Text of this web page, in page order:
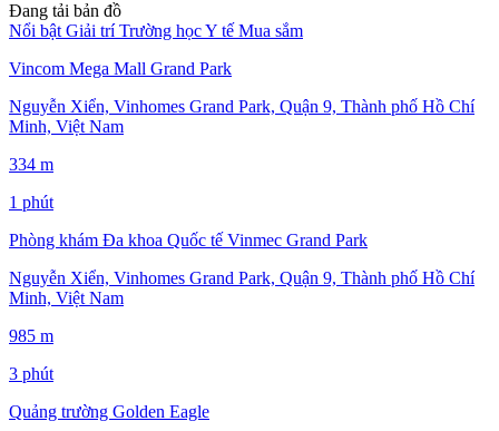
Đang tải bản đồ
Nổi bật Giải trí Trường họcY tế Mua sắm
Vincom Mega Mall Grand Park
Nguyễn Xiển, Vinhomes Grand Park, Quận 9, Thành phố Hồ Chí
Minh, Việt Nam
334 m
1 phút
Phòng khám Đa khoa Quốc tế Vinmec Grand Park
Nguyễn Xiển, Vinhomes Grand Park, Quận 9, Thành phố Hồ Chí
Minh, Việt Nam
985 m
3 phút
Quảng trường Golden Eagle